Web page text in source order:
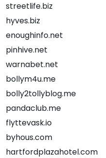
streetlife.biz
hyves.biz
enoughinfo.net
pinhive.net
warnabet.net
bollym4u.me
bolly2tollyblog.me
pandaclub.me
flyttevask.io
byhous.com
hartfordplazahotel.com